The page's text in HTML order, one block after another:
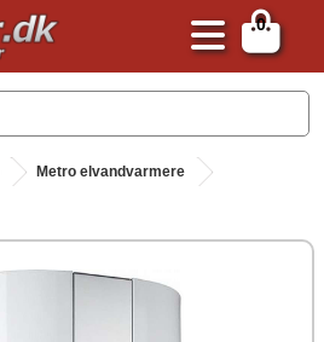
0
Metro elvandvarmere